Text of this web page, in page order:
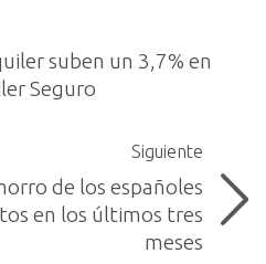
suben un 3,7% en
Seguro
Siguiente
de los españoles
en los últimos tres
meses